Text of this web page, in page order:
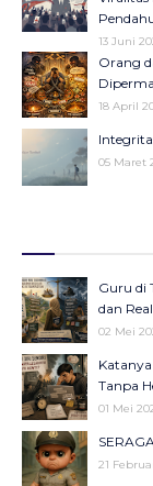
13 Juni
Orang
18 April
05 Maret
23
Makna
22
Guru di
dan
02 Mei
Tanpa
01 Mei
21